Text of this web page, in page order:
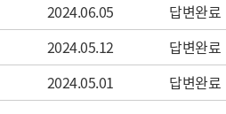
2024.06.05
답변완료
2024.05.12
답변완료
2024.05.01 답변완료